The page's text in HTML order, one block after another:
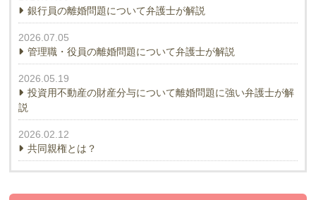
銀行員の離婚問題について弁護士が解説
2026.07.05
管理職・役員の離婚問題について弁護士が解説
2026.05.19
投資用不動産の財産分与について離婚問題に強い弁護士が解
説
2026.02.12
共同親権とは？